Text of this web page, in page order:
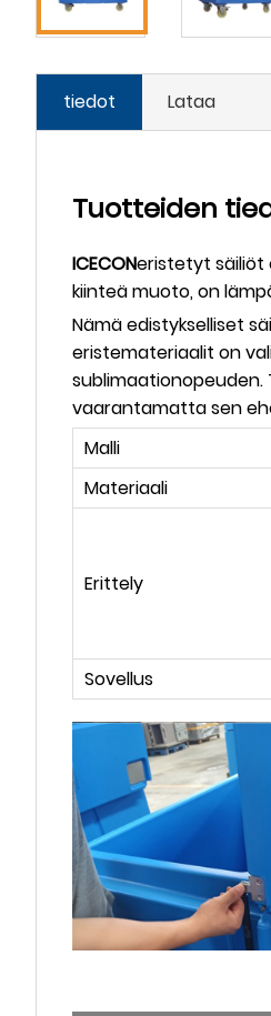
tiedot Lataa
Tuotteiden
ICECONeristetyt säiliöt
kiinteä muoto, on
Nämä edistykselliset
eristemateriaalit on
sublimaationopeuden.
vaarantamatta sen
Malli
Materiaali
Erittely
Sovellus